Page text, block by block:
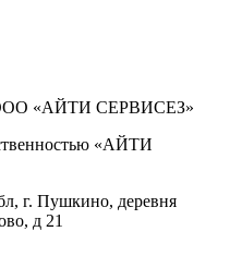
«АЙТИ СЕРВИСЕЗ»
«АЙТИ
г. Пушкино, деревня
д 21